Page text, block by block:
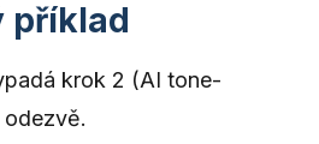
příklad
krok 2 (AI tone-